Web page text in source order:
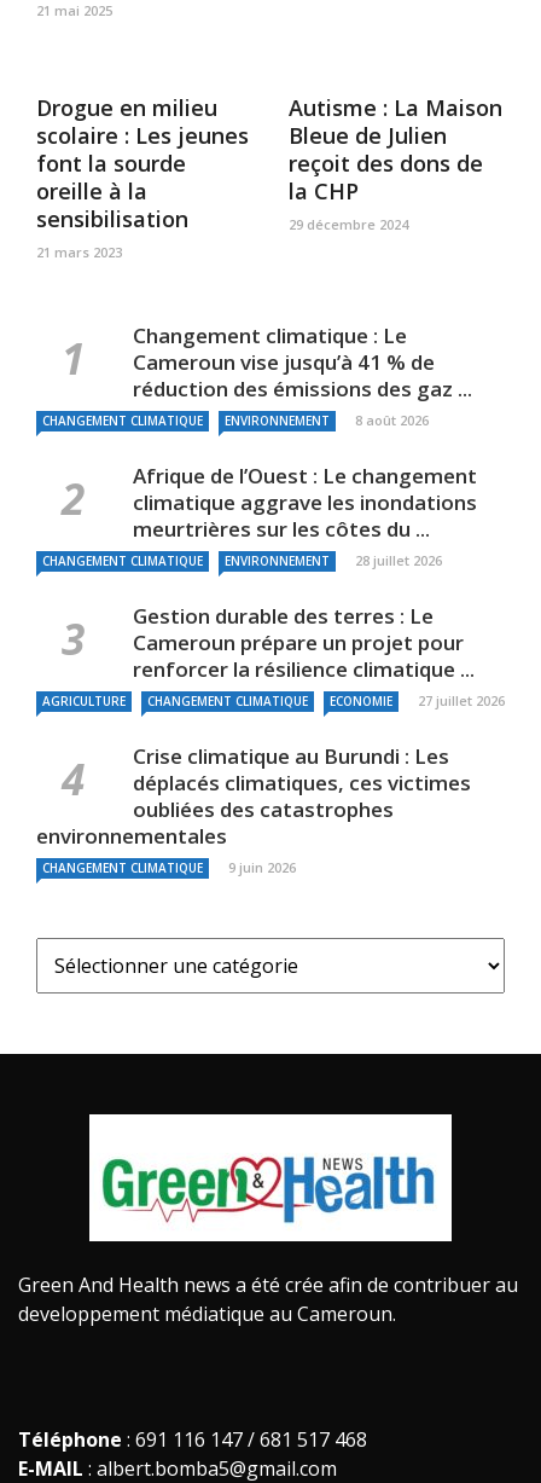
21 mai 2025
Drogue en milieu
scolaire : Les jeunes
font la sourde
oreille à la
sensibilisation
21 mars 2023
Autisme : La Maison
Bleue de Julien
reçoit des dons de
la CHP
29 décembre 2024
Changement climatique : Le
Cameroun vise jusqu’à 41 % de
réduction des émissions des gaz ...
CHANGEMENT CLIMATIQUE ENVIRONNEMENT 8 août 2026
Afrique de l’Ouest : Le changement
climatique aggrave les inondations
meurtrières sur les côtes du ...
CHANGEMENT CLIMATIQUE ENVIRONNEMENT 28 juillet 2026
Gestion durable des terres : Le
Cameroun prépare un projet pour
renforcer la résilience climatique ...
AGRICULTURE CHANGEMENT CLIMATIQUE ECONOMIE 27 juillet 2026
Crise climatique au Burundi : Les
déplacés climatiques, ces victimes
oubliées des catastrophes
environnementales
CHANGEMENT CLIMATIQUE 9 juin 2026
Green And Health news a été crée afin de contribuer au
developpement médiatique au Cameroun.
Téléphone : 691 116 147 / 681 517 468
E-MAIL : albert.bomba5@gmail.com